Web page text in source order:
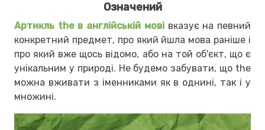
Означений
Артикль the в англійській мовівказує на певний
конкретний предмет, про який йшла мова раніше і
про який вже щось відомо, або на той об'єкт, що є
унікальним у природі. Не будемо забувати, що the
можна вживати з іменниками як в однині, так і у
множині.